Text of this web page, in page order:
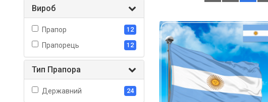
Вироб
Прапор 12
Прапорець 12
Тип Прапора
Державний 24